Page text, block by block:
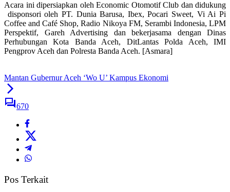
Acara ini dipersiapkan oleh Economic Otomotif Club dan didukung
disponsori oleh PT. Dunia Barusa, Ibex, Pocari Sweet, Vi Ai Pi
Coffee and Café Shop, Radio Nikoya FM, Serambi Indonesia, LPM
Perspektif, Gareh Advertising dan bekerjasama dengan Dinas
Perhubungan Kota Banda Aceh, DitLantas Polda Aceh, IMI
Pengprov Aceh dan Polresta Banda Aceh. [Asmara]
Mantan Gubernur Aceh ‘Wo U’ Kampus Ekonomi
670
Pos Terkait